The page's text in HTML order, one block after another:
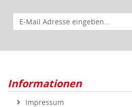
E-Mail für Newsletteranmeldung
Informationen
Impressum